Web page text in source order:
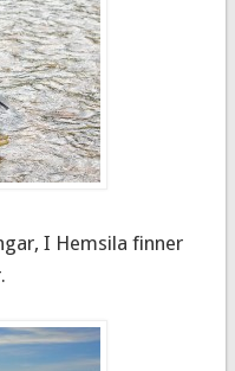
I Hemsila finner